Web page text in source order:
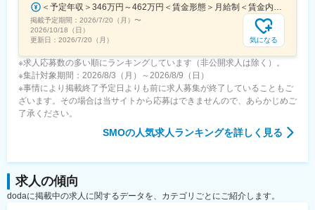
＜予定年収＞346万円～462万円＜賃金形態＞月給制＜賃金内訳＞月額（基本給）：210,500円～277,900円その他固定手当/月：8,000円～15,000円＜月給＞218,500円～292,900円＜昇給有無＞有＜残業手当＞有＜給与補足＞前職・経験を考慮の上、決定致します。■年収内訳＝基本給×12ヶ月＋賞与（基本給×4ヶ月)■賞与：年2回（6月、12月）／昇給：年1回（10月）※業績に応じ、決算賞与（秋季賞与）支給の場合あり（10月）■時間外・休日出勤手当等の割増賃金は別途支給賃金はあくまでも目安の金額であり、選考を通じて上下する可能性があります。月給(月額)は固定手当を含めた表記です。
掲載予定期間： 2026/7/20（月） 〜
2026/10/18（日）
更新日： 2026/7/20（月） 気になる
※求人応募数の多い順にランキングしています（非公開求人は除く）。
※集計対象期間：2026/8/3（月）～2026/8/9（日）
※事情により掲載終了予定日よりも前に求人募集が終了していることもご
ざいます。その場合は当サイトから応募はできませんので、あらかじめご
了承ください。
SMOの人気求人ランキングを詳しく見る
求人の傾向
dodaに掲載中の求人に関するデータを、カテゴリごとにご紹介します。